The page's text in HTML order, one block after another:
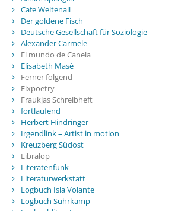
Cafe Weltenall
Der goldene Fisch
Deutsche Gesellschaft für Soziologie
Alexander Carmele
El mundo de Canela
Elisabeth Masé
Ferner folgend
Fixpoetry
Fraukjas Schreibheft
fortlaufend
Herbert Hindringer
Irgendlink – Artist in motion
Kreuzberg Südost
Libralop
Literatenfunk
Literaturwerkstatt
Logbuch Isla Volante
Logbuch Suhrkamp